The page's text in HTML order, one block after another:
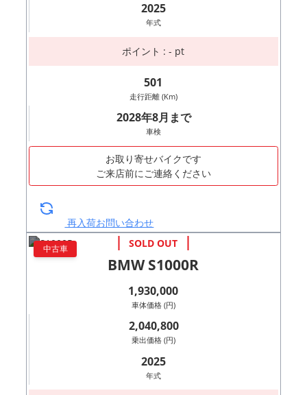
2025
年式
ポイント : - pt
501
走行距離 (Km)
2028年8月まで
車検
お取り寄せバイクです
ご来店前にご連絡ください
再入荷お問い合わせ
中古車
BMW S1000R
1,930,000
車体価格 (円)
2,040,800
乗出価格 (円)
2025
年式